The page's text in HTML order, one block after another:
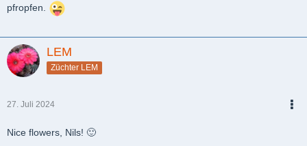
pfropfen.
LEM
Züchter LEM
27. Juli 2024
Nice flowers, Nils! 🙂